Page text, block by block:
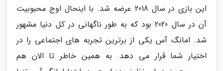
این بازی در سال 2018 عرضه شد. با اینحال اوج محبوبیت
آن در سال 2020 بود که به طور ناگهانی در کل دنیا مشهور
شد. امانگ آس یکی از برترین تجربه های اجتماعی را در
اختیار شما قرار می دهد. به همین خاطر تا الان هم